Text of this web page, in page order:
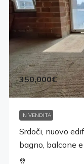
350,000€
IN VENDITA
Srdoči, nuovo
bagno, balcone